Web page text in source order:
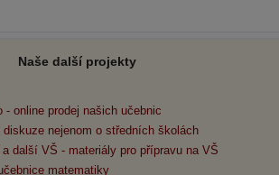
Naše další projekty
online prodej našich učebnic
nejenom o středních školách
další VŠ - materiály pro přípravu na VŠ
matematiky